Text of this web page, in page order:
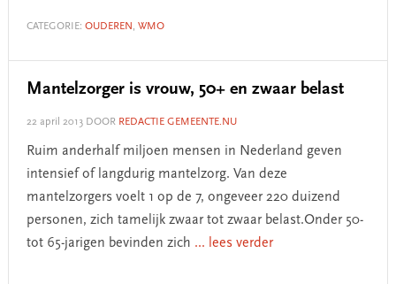
CATEGORIE: OUDEREN , WMO
Mantelzorger is vrouw, 50+ en zwaar belast
22 april 2013DOOR REDACTIE GEMEENTE.NU
Ruim anderhalf miljoen mensen in Nederland geven
intensief of langdurig mantelzorg. Van deze
mantelzorgers voelt 1 op de 7, ongeveer 220 duizend
personen, zich tamelijk zwaar tot zwaar belast.Onder 50-
tot 65-jarigen bevinden zich ... lees verder